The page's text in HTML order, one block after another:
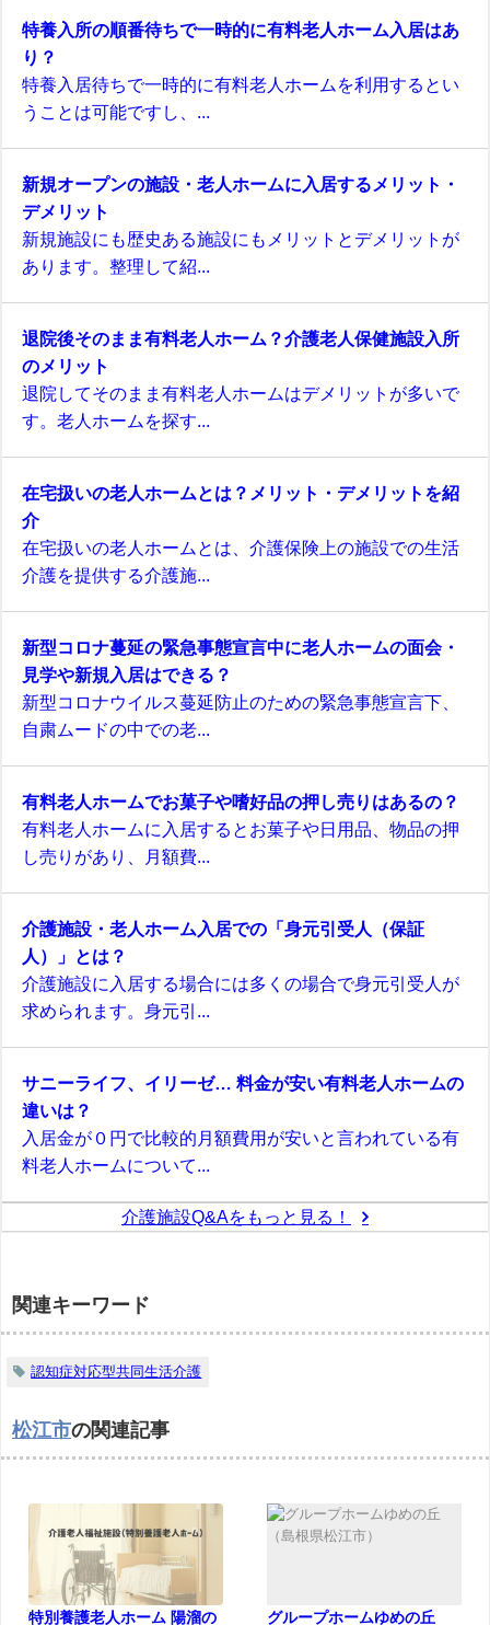
特養入所の順番待ちで一時的に有料老人ホーム入居はあ
り？
特養入居待ちで一時的に有料老人ホームを利用するとい
うことは可能ですし、...
新規オープンの施設・老人ホームに入居するメリット・
デメリット
新規施設にも歴史ある施設にもメリットとデメリットが
あります。整理して紹...
退院後そのまま有料老人ホーム？介護老人保健施設入所
のメリット
退院してそのまま有料老人ホームはデメリットが多いで
す。老人ホームを探す...
在宅扱いの老人ホームとは？メリット・デメリットを紹
介
在宅扱いの老人ホームとは、介護保険上の施設での生活
介護を提供する介護施...
新型コロナ蔓延の緊急事態宣言中に老人ホームの面会・
見学や新規入居はできる？
新型コロナウイルス蔓延防止のための緊急事態宣言下、
自粛ムードの中での老...
有料老人ホームでお菓子や嗜好品の押し売りはあるの？
有料老人ホームに入居するとお菓子や日用品、物品の押
し売りがあり、月額費...
介護施設・老人ホーム入居での「身元引受人（保証
人）」とは？
介護施設に入居する場合には多くの場合で身元引受人が
求められます。身元引...
サニーライフ、イリーゼ… 料金が安い有料老人ホームの
違いは？
入居金が０円で比較的月額費用が安いと言われている有
料老人ホームについて...
介護施設Q&Aをもっと見る！
関連キーワード
認知症対応型共同生活介護
松江市の関連記事
特別養護老人ホーム 陽溜の グループホームゆめの丘